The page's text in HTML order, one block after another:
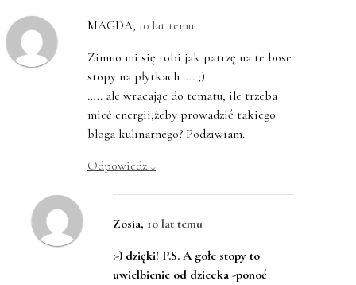
MAGDA, 10 lat temu
Zimno mi się robi jak patrzę na te bose
stopy na płytkach …. ;)
….. ale wracając do tematu, ile trzeba
mieć energii,żeby prowadzić takiego
bloga kulinarnego? Podziwiam.
Odpowiedz ↓
Zosia, 10 lat temu
:-) dzięki! P.S. A gołe stopy to
uwielbienie od dziecka -ponoć